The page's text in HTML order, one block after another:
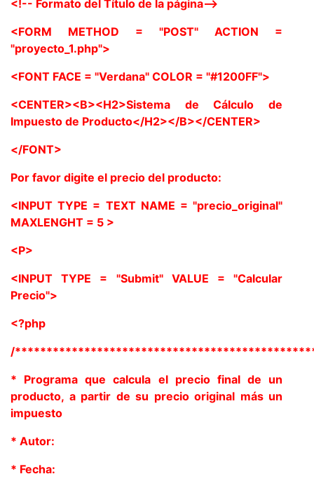
<!-- Formato del Título de la página-->
<FORM METHOD = "POST" ACTION =
"proyecto_1.php">
<FONT FACE = "Verdana" COLOR = "#1200FF">
<CENTER><B><H2>Sistema de Cálculo de
Impuesto de Producto</H2></B></CENTER>
</FONT>
Por favor digite el precio del producto:
<INPUT TYPE = TEXT NAME = "precio_original"
MAXLENGHT = 5 >
<P>
<INPUT TYPE = "Submit" VALUE = "Calcular
Precio">
<?php
/
* Programa que calcula el precio final de un
producto, a partir de su precio original más un
impuesto
* Autor:
* Fecha: